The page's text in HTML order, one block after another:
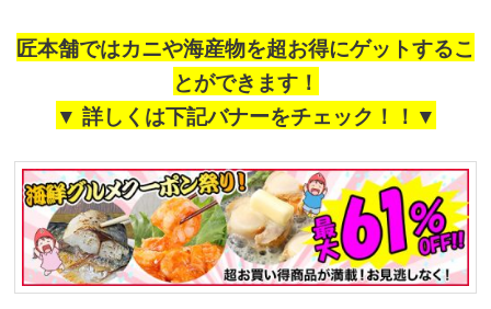
匠本舗ではカニや海産物を超お得にゲットするこ
とができます！
▼ 詳しくは下記バナーをチェック！！▼